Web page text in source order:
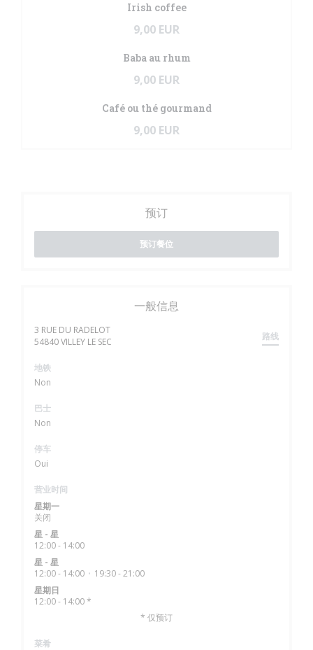
Irish coffee
9,00 EUR
Baba au rhum
9,00 EUR
Café ou thé gourmand
9,00 EUR
预订
预订餐位
一般信息
3 RUE DU RADELOT
54840 VILLEY LE SEC
路线
地铁
Non
巴士
Non
停车
Oui
营业时间
星期一
关闭
星 - 星
12:00 - 14:00
星 - 星
12:00 - 14:00 • 19:30 - 21:00
星期日
12:00 - 14:00 *
* 仅预订
菜肴